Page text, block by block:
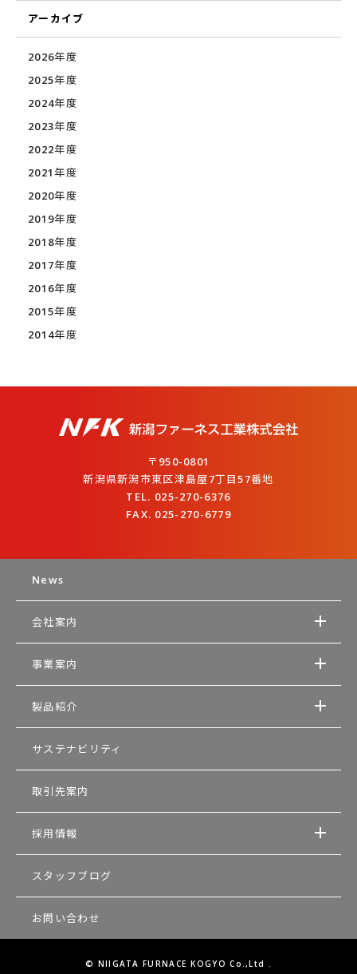
アーカイブ
2026年度
2025年度
2024年度
2023年度
2022年度
2021年度
2020年度
2019年度
2018年度
2017年度
2016年度
2015年度
2014年度
〒950-0801
新潟県新潟市東区津島屋7丁目57番地
TEL. 025-270-6376
FAX. 025-270-6779
News
会社案内
事業案内
製品紹介
サステナビリティ
取引先案内
採用情報
スタッフブログ
お問い合わせ
© NIIGATA FURNACE KOGYO Co.,Ltd .